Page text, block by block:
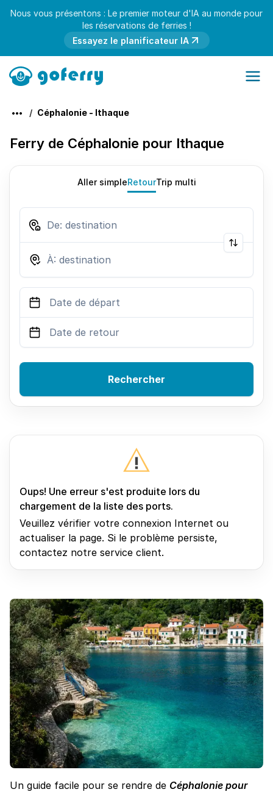
Nous vous présentons : Le premier moteur d'IA au monde pour
les réservations de ferries !
Essayez le planificateur IA
Céphalonie - Ithaque
Ferry de Céphalonie pour Ithaque
Un guide facile pour se rendre de Céphalonie pour
Aller simpleRetourTrip multi
Rechercher
Oups! Une erreur s'est produite lors du
chargement de la liste des ports.
Veuillez vérifier votre connexion Internet ou
actualiser la page. Si le problème persiste,
contactez notre service client.